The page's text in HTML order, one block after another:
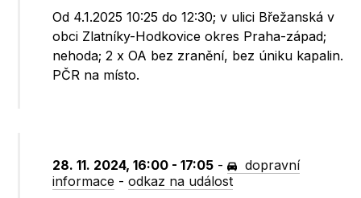
Od 4.1.2025 10:25 do 12:30; v ulici Břežanská v
obci Zlatníky-Hodkovice okres Praha-západ;
nehoda; 2 x OA bez zranění, bez úniku kapalin.
PČR na místo.
28. 11. 2024, 16:00 - 17:05 -
dopravní
informace -odkaz na událost